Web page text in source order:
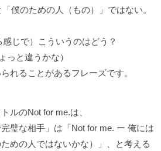
僕のための人（もの）」ではない。
じで）こういうのはどう？
っと違うかな）
れることがあるフレーズです。
ルのNot for me.は、
璧な相手」は「Not for me. ー 俺には
めの人ではないかな）」、と考える